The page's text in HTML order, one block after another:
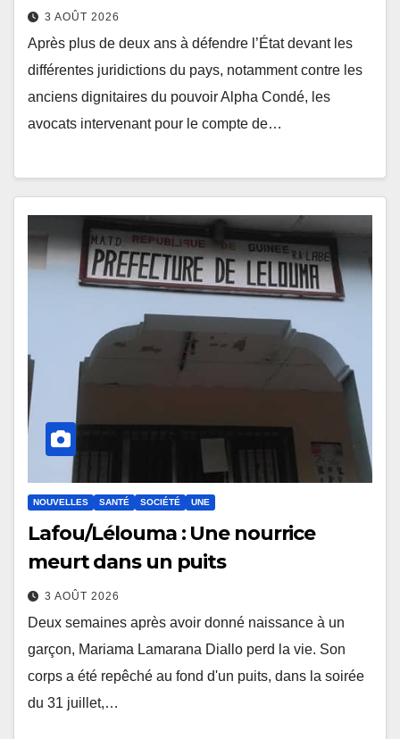
3 AOÛT 2026
Après plus de deux ans à défendre l’État devant les
différentes juridictions du pays, notamment contre les
anciens dignitaires du pouvoir Alpha Condé, les
avocats intervenant pour le compte de…
NOUVELLES SANTÉ SOCIÉTÉ UNE
Lafou/Lélouma : Une nourrice
meurt dans un puits
3 AOÛT 2026
Deux semaines après avoir donné naissance à un
garçon, Mariama Lamarana Diallo perd la vie. Son
corps a été repêché au fond d'un puits, dans la soirée
du 31 juillet,…